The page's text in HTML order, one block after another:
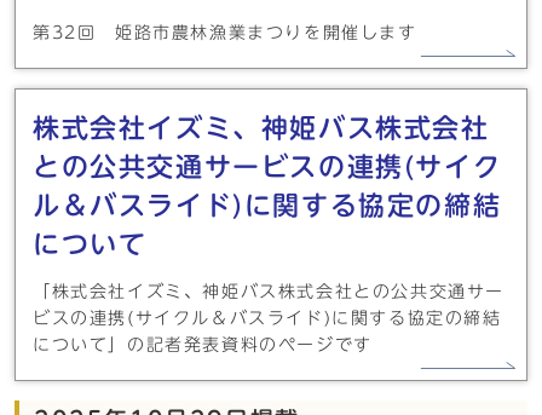
第32回 姫路市農林漁業まつりを開催します
株式会社イズミ、神姫バス株式会社
との公共交通サービスの連携(サイク
ル＆バスライド)に関する協定の締結
について
「株式会社イズミ、神姫バス株式会社との公共交通サー
ビスの連携(サイクル＆バスライド)に関する協定の締結
について」の記者発表資料のページです